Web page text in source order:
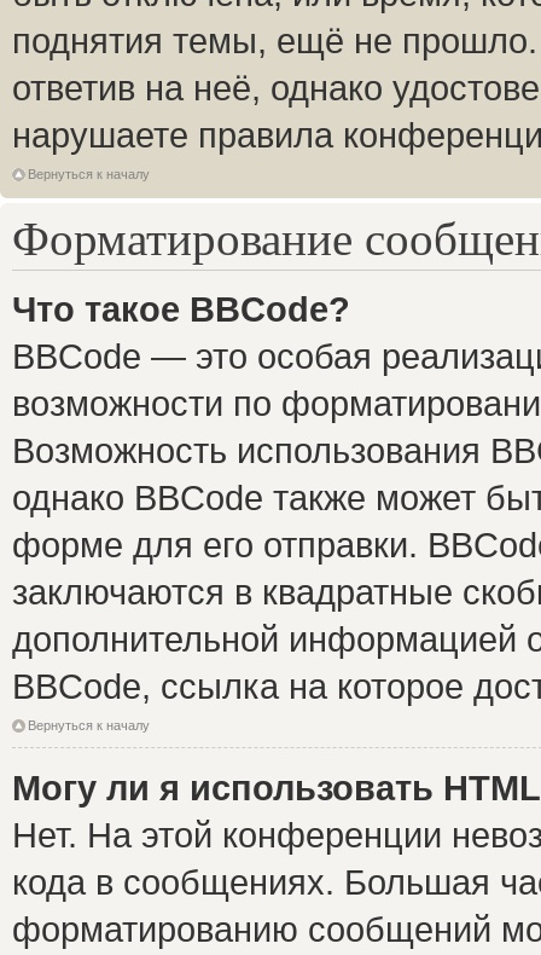
поднятия темы, ещё не
ответив на неё, однако
нарушаете правила
Вернуться к началу
Форматирование
Что такое BBCode?
BBCode — это особая
возможности по
Возможность использования
однако BBCode также может
форме для его отправки.
заключаются в квадратные
дополнительной информацией
BBCode, ссылка на которое
Вернуться к началу
Могу ли я использовать
Нет. На этой конференции
кода в сообщениях. Большая
форматированию сообщений